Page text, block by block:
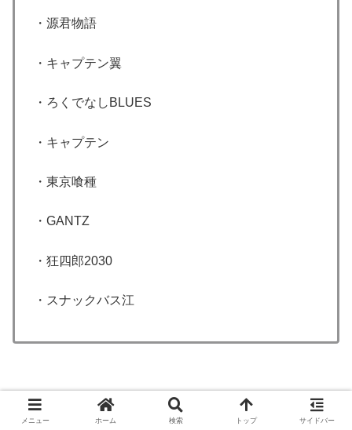
・源君物語
・キャプテン翼
・ろくでなしBLUES
・キャプテン
・東京喰種
・GANTZ
・狂四郎2030
・スナックバス江
たくさんの新旧ヤンジャン系名作が読むことができます。
メニュー ホーム 検索 トップ サイドバー